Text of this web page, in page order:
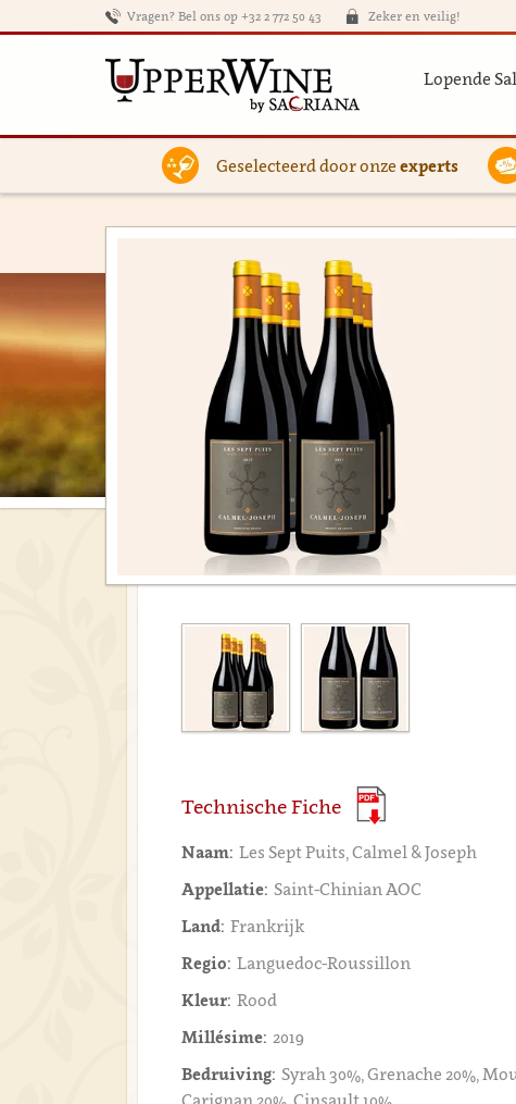
Vragen? Bel ons op +32 2 772 50 43 Zeker en veilig!
Lopende
Geselecteerd door onzeexperts
Technische Fiche
Naam: Les Sept Puits, Calmel & Joseph
Appellatie: Saint-Chinian AOC
Land: Frankrijk
Regio: Languedoc-Roussillon
Kleur: Rood
Millésime: 2019
Bedruiving: Syrah 30%, Grenache 20%,
Carignan 20%, Cinsault 10%